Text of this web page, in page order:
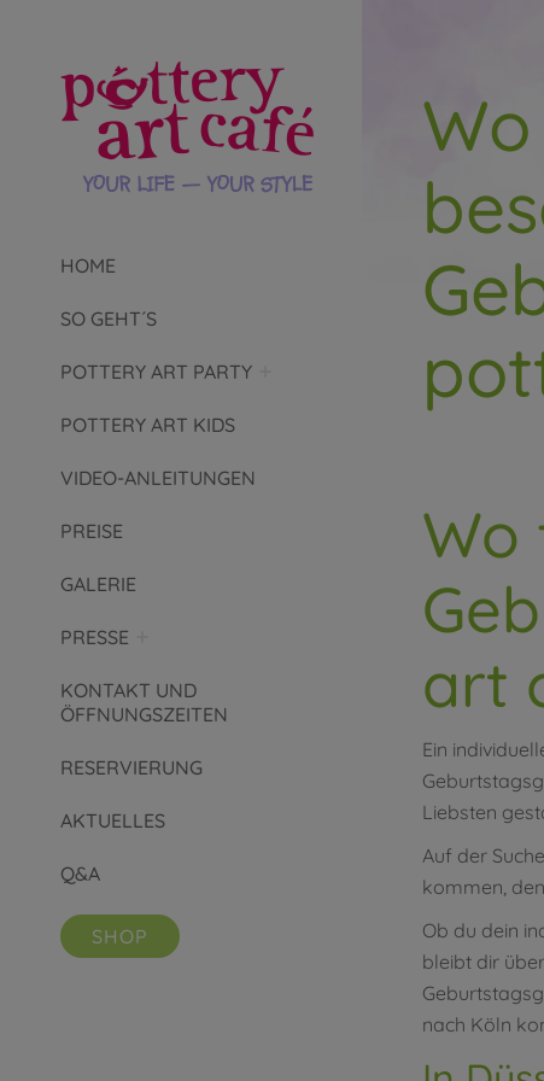
HOME
SO GEHT´S
POTTERY ART PARTY
POTTERY ART KIDS
VIDEO-ANLEITUNGEN
PREISE
GALERIE
PRESSE
KONTAKT UND
ÖFFNUNGSZEITEN
RESERVIERUNG
AKTUELLES
Q&A
SHOP
Wo
art
Ein
Liebsten
Auf der
kommen,
Ob du dein
bleibt dir
nach Köln